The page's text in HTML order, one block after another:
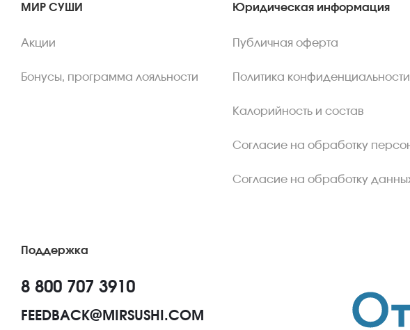
МИР СУШИ
Акции
Бонусы, программа лояльности
Юридическая информация
Публичная оферта
Политика конфиденциальности
Калорийность и состав
Согласие на обработку
Согласие на обработку
Поддержка
8 800 707 3910
FEEDBACK@MIRSUSHI.COM